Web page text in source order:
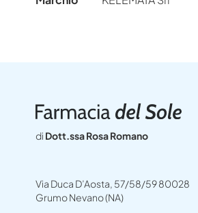
di Dott.ssa Rosa Romano
Via Duca D’Aosta, 57/58/59 80028
Grumo Nevano (NA)